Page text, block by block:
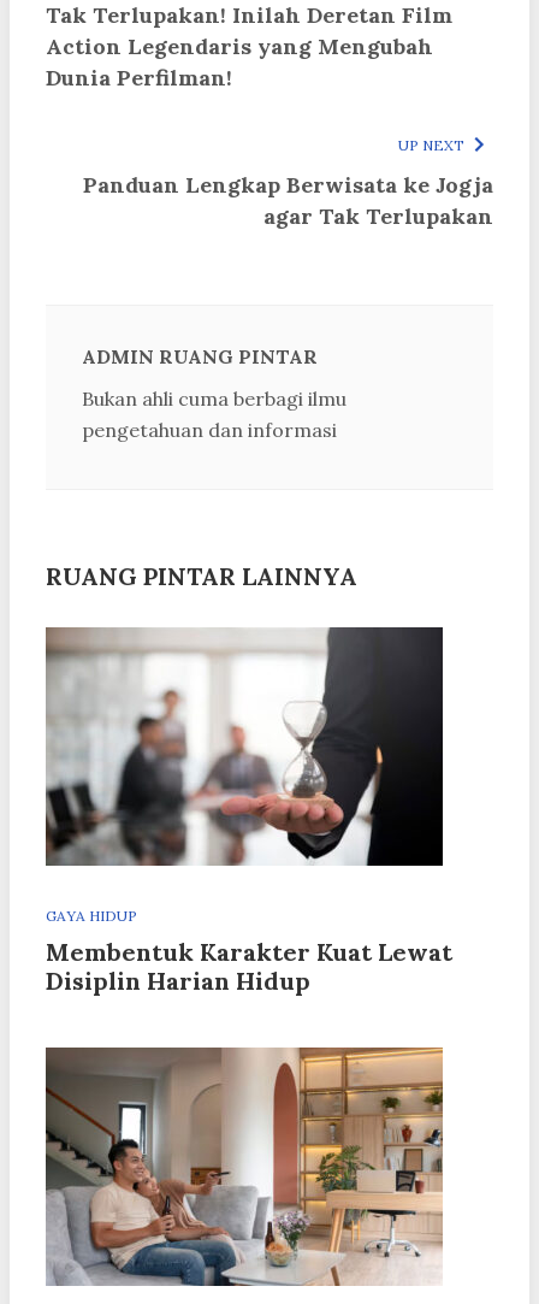
Tak Terlupakan! Inilah Deretan Film
Action Legendaris yang Mengubah
Dunia Perfilman!
UP NEXT
Panduan Lengkap Berwisata ke Jogja
agar Tak Terlupakan
ADMIN RUANG PINTAR
Bukan ahli cuma berbagi ilmu
pengetahuan dan informasi
RUANG PINTAR LAINNYA
GAYA HIDUP
Membentuk Karakter Kuat Lewat
Disiplin Harian Hidup